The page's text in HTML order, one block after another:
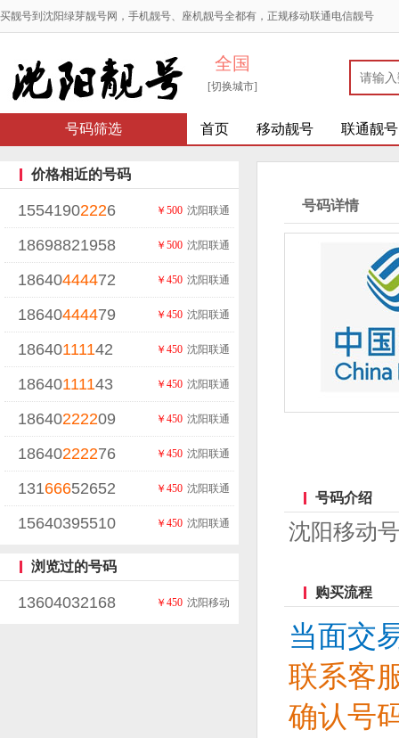
买靓号到沈阳绿芽靓号网，手机靓号、座机靓号全都有，正规移动联通电信靓号
全国
[切换城市]
号码筛选 首页 移动靓号 联通靓号
价格相近的号码
15541902226 沈阳联通
￥500
18698821958 沈阳联通
￥500
18640444472 沈阳联通
￥450
18640444479 沈阳联通
￥450
18640111142 沈阳联通
￥450
18640111143 沈阳联通
￥450
18640222209 沈阳联通
￥450
18640222276 沈阳联通
￥450
13166652652 沈阳联通
￥450
15640395510 沈阳联通
￥450
浏览过的号码
13604032168 沈阳移动
￥450
号码详情
号码介绍
沈阳移动
购买流程
当面交
联系客
确认号